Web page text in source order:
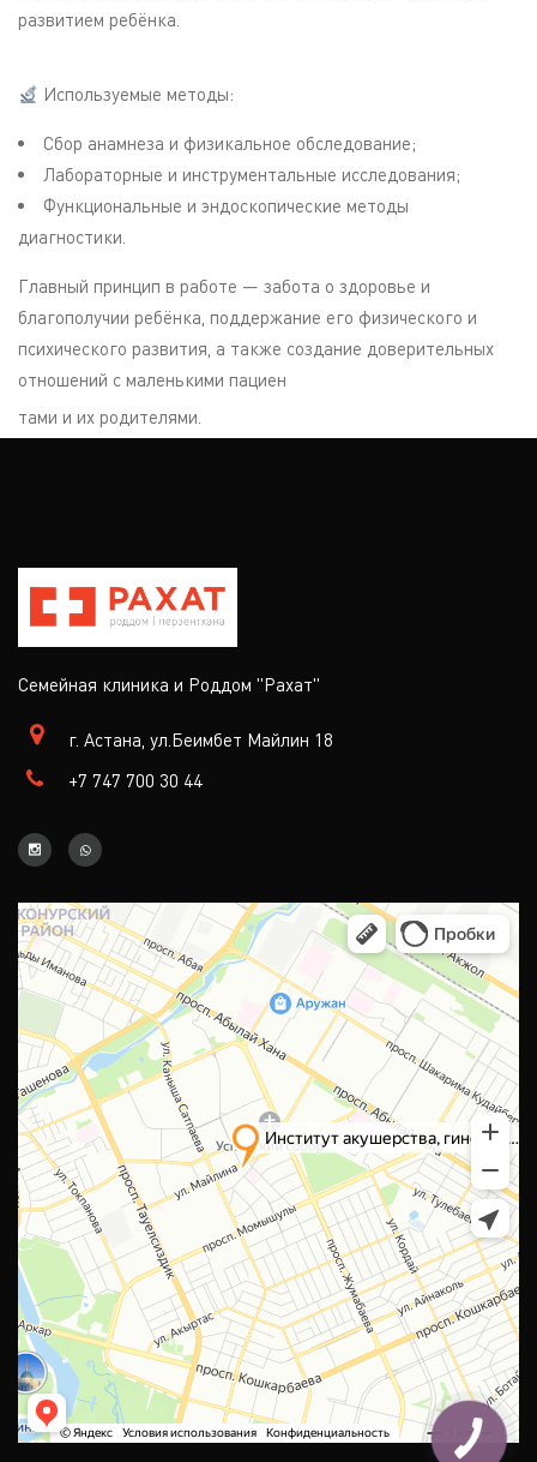
развитием ребёнка.
Используемые методы:
Сбор анамнеза и физикальное обследование;
Лабораторные и инструментальные исследования;
Функциональные и эндоскопические методы
диагностики.
Главный принцип в работе — забота о здоровье и
благополучии ребёнка, поддержание его физического и
психического развития, а также создание доверительных
отношений с маленькими пациен
тами и их родителями.
Семейная клиника и Роддом "Рахат"
г. Астана, ул.Беимбет Майлин 18
+7 747 700 30 44